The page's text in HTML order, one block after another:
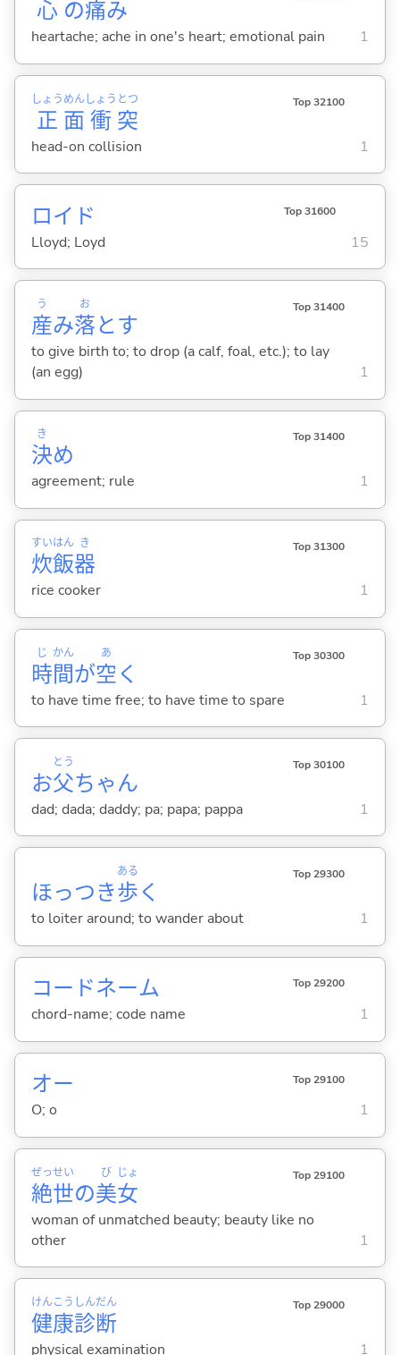
心 の痛み
heartache; ache in one's heart; emotional pain 1
正
しょう
面
めん
衝
しょう
突
とつ Top 32100
head-on collision 1
ロイド Top 31600
Lloyd; Loyd 15
産
う
み落
お
とす
Top 31400
to give birth to; to drop (a calf, foal, etc.); to lay
(an egg)
1
決
き
め
Top 31400
agreement; rule 1
炊
すい
飯
はん
器
き Top 31300
rice cooker 1
時
じ
間
かん
が空
あ
く
Top 30300
to have time free; to have time to spare 1
お父
とう
ちゃん
Top 30100
dad; dada; daddy; pa; papa; pappa 1
ほっつき歩
ある
く
Top 29300
to loiter around; to wander about 1
コードネーム Top 29200
chord-name; code name 1
オー Top 29100
O; o 1
絶
ぜっ
世
せい
の美
び
女
じょ Top 29100
woman of unmatched beauty; beauty like no
other
1
健
けん
康
こう
診
しん
断
だん Top 29000
physical examination 1